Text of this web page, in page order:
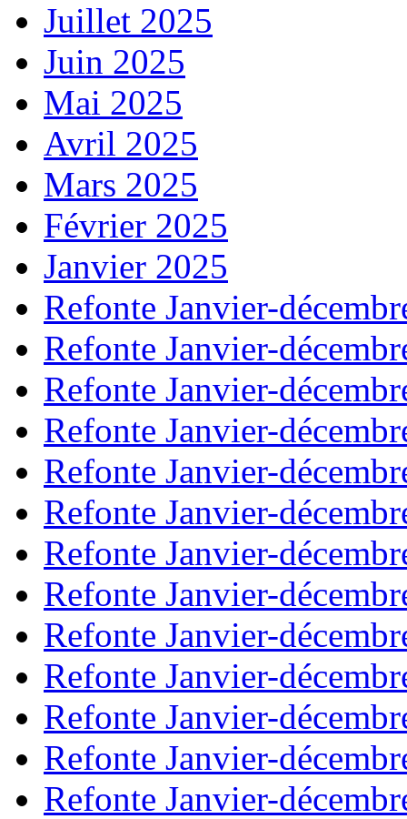
Juillet 2025
Juin 2025
Mai 2025
Avril 2025
Mars 2025
Février 2025
Janvier 2025
Refonte Janvier-
Refonte Janvier-
Refonte Janvier-
Refonte Janvier-
Refonte Janvier-
Refonte Janvier-
Refonte Janvier-
Refonte Janvier-
Refonte Janvier-
Refonte Janvier-
Refonte Janvier-
Refonte Janvier-
Refonte Janvier-